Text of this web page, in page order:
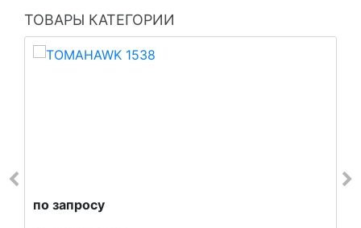
ТОВАРЫ КАТЕГОРИИ
по запросу